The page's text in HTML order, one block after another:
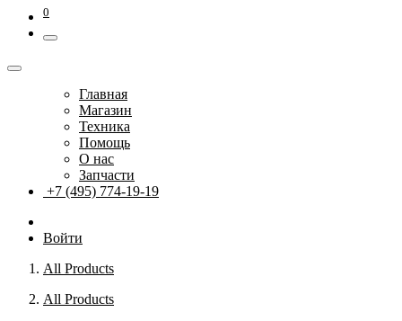
0
Главная
Магазин
Техника
Помощь
О нас
Запчасти
+7 (495) 774-19-19
Войти
All Products
All Products